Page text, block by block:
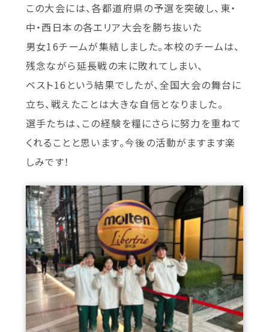
この大会には、各都道府県の予選を突破し、東・
中・西日本の各エリア大会を勝ち抜いた
男女16チームが集結しました。本校のチームは、
残念ながら延長戦の末に敗れてしまい、
ベスト16という結果でしたが、全国大会の舞台に
立ち、戦えたことは大きな自信となりました。
選手たちは、この経験を糧にさらに努力を重ねて
くれることと思います。今後の活動がますます楽
しみです！